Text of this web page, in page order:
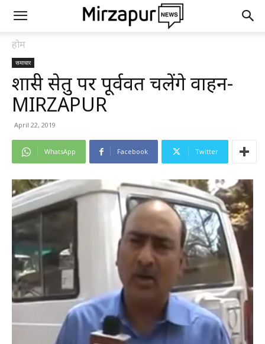
होम
समाचार
शास्त्री सेतु पर पूर्ववत चलेंगे वाहन-
MIRZAPUR
April 22, 2019
WhatsApp Facebook Twitter